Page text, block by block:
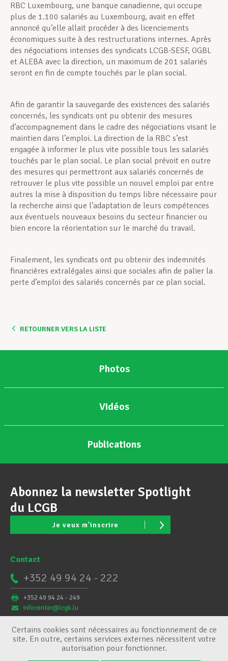
RBC Luxembourg, une banque canadienne, qui occupe
plus de 1.100 salariés au Luxembourg, avait en effet
annoncé qu’elle allait procéder à des licenciements
économiques suite à des restructurations internes. Après
des négociations intenses des syndicats LCGB-SESF, OGBL
et ALEBA avec la direction, un maximum de 201 salariés
seront en fin de compte touchés par le plan social.
Afin de garantir la sauvegarde des existences des salariés
concernés, les syndicats ont pu obtenir des mesures
d’accompagnement dans le cadre des négociations visant le
maintien dans l’emploi. La direction de la RBC s’est
engagée à informer le plus vite possible tous les salariés
touchés par le plan social. Le plan social prévoit en outre
des mesures qui permettront aux salariés concernés de
retrouver le plus vite possible un nouvel emploi par entre
autres la mise à disposition du temps libre nécessaire pour
la recherche ainsi que l’adaptation de leurs compétences
aux éventuels nouveaux besoins du secteur financier ou
bien encore la réorientation sur le marché du travail.
Finalement, les syndicats ont pu obtenir des indemnités
financières extralégales ainsi que sociales afin de palier la
perte d’emploi des salariés concernés par ce plan social.
RETOURNER VERS LA LISTE
Photos
Vidéos
Publications
Abonnez la newsletter Spotlight
du LCGB
Je veux m'inscrire
Contact
+352 49 94 24 - 222
+352 49 94 24 - 249
infocenter@lcgb.lu
Certains cookies sont nécessaires au fonctionnement de ce
site. En outre, certains services externes nécessitent votre
autorisation pour fonctionner.